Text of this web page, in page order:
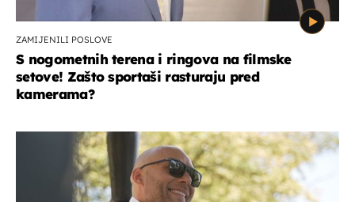
ZAMIJENILI POSLOVE
S nogometnih terena i ringova na filmske
setove! Zašto sportaši rasturaju pred
kamerama?